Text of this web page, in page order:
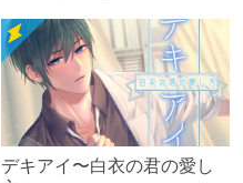
デキアイ〜白衣の君の愛し